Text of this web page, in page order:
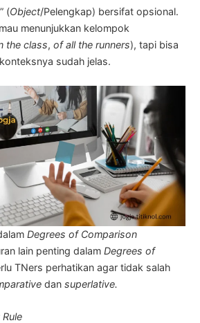
(Object/Pelengkap) bersifat opsional.
menunjukkan kelompok
the class,of all the runners), tapi bisa
sudah jelas.
Degrees of Comparison
lain penting dalamDegrees of
TNers perhatikan agar tidak salah
dansuperlative.